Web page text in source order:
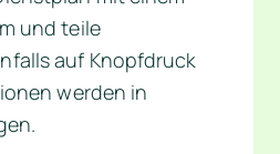
und teile
auf Knopfdruck
werden in